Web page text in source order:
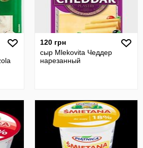
120 грн
сыр Mlekovita Чеддер
нарезанный